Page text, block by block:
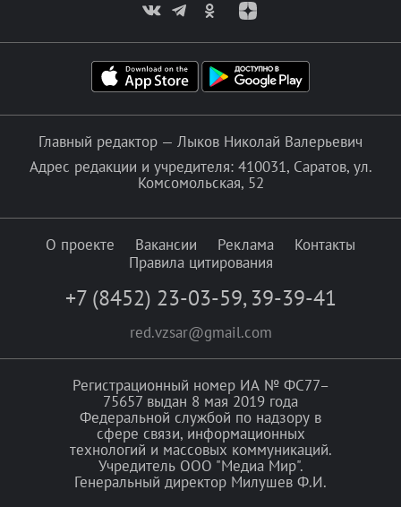
Главный редактор — Лыков Николай Валерьевич
Адрес редакции и учредителя: 410031, Саратов, ул.
Комсомольская, 52
О проекте Вакансии Реклама
Контакты
Правила цитирования
+7 (8452) 23-03-59, 39-39-41
red.vzsar@gmail.com
Регистрационный номер ИА № ФС77–
75657 выдан 8 мая 2019 года
Федеральной службой по надзору в
сфере связи, информационных
технологий и массовых коммуникаций.
Учредитель ООО "Медиа Мир".
Генеральный директор Милушев Ф.И.